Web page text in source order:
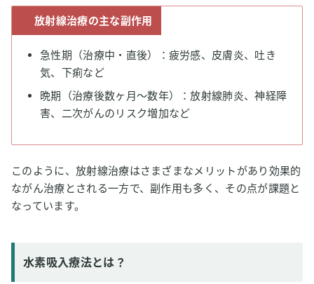
放射線治療の主な副作用
急性期（治療中・直後）：疲労感、皮膚炎、吐き
気、下痢など
晩期（治療後数ヶ月〜数年）：放射線肺炎、神経障
害、二次がんのリスク増加など
このように、放射線治療はさまざまなメリットがあり効果的
ながん治療とされる一方で、副作用も多く、その点が課題と
なっています。
水素吸入療法とは？